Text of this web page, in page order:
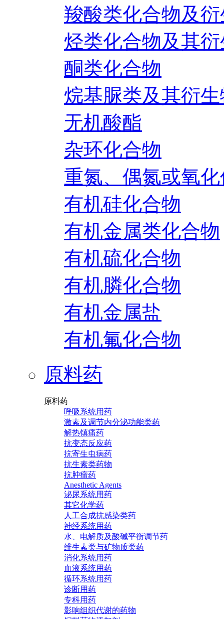
羧酸类化合物及
烃类化合物及其
酮类化合物
烷基脲类及其衍
无机酸酯
杂环化合物
重氮、偶氮或氧
有机硅化合物
有机金属类化合物
有机硫化合物
有机膦化合物
有机金属盐
有机氟化合物
原料药
原料药
呼吸系统用药
激素及调节内分泌功能类药
解热镇痛药
抗变态反应药
抗寄生虫病药
抗生素类药物
抗肿瘤药
Anesthetic Agents
泌尿系统用药
其它化学药
人工合成抗感染类药
神经系统用药
水、电解质及酸碱平衡调节药
维生素类与矿物质类药
消化系统用药
血液系统用药
循环系统用药
诊断用药
专科用药
影响组织代谢的药物